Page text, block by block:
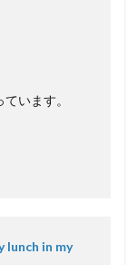
います。
lunch in my